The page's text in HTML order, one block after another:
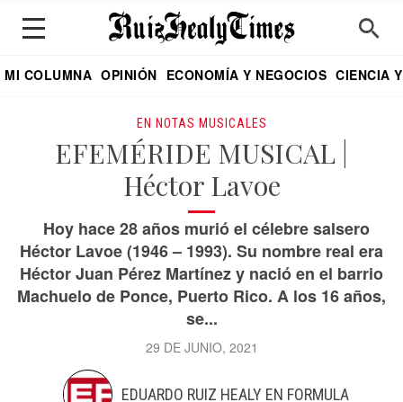
MI COLUMNA OPINIÓN ECONOMÍA Y NEGOCIOS CIENCIA
EN NOTAS MUSICALES
EFEMÉRIDE MUSICAL |
Héctor Lavoe
Hoy hace 28 años murió el célebre salsero
Héctor Lavoe (1946 – 1993). Su nombre real era
Héctor Juan Pérez Martínez y nació en el barrio
Machuelo de Ponce, Puerto Rico. A los 16 años,
se...
29 DE JUNIO, 2021
EDUARDO RUIZ HEALY EN FORMULA